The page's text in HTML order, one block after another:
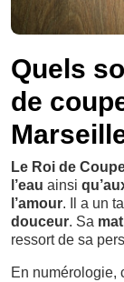
Quels
de
Le Roi de
l’eau ainsi
l’amour. Il a un
douceur. Sa
ressort de sa
En numérologie,